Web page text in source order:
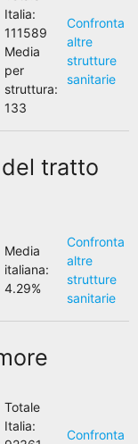
Italia:
111589
Media
per
struttura:
133
Confronta
altre
strutture
sanitarie
tratto
Media
italiana:
4.29%
Confronta
altre
strutture
sanitarie
Totale
Italia:
Confronta